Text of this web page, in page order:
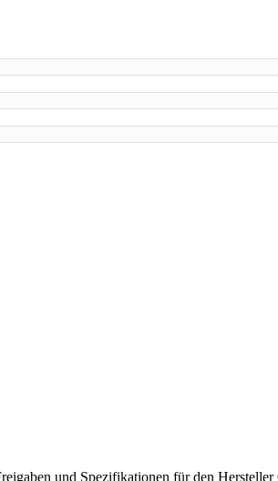
und Spezifikationen für den